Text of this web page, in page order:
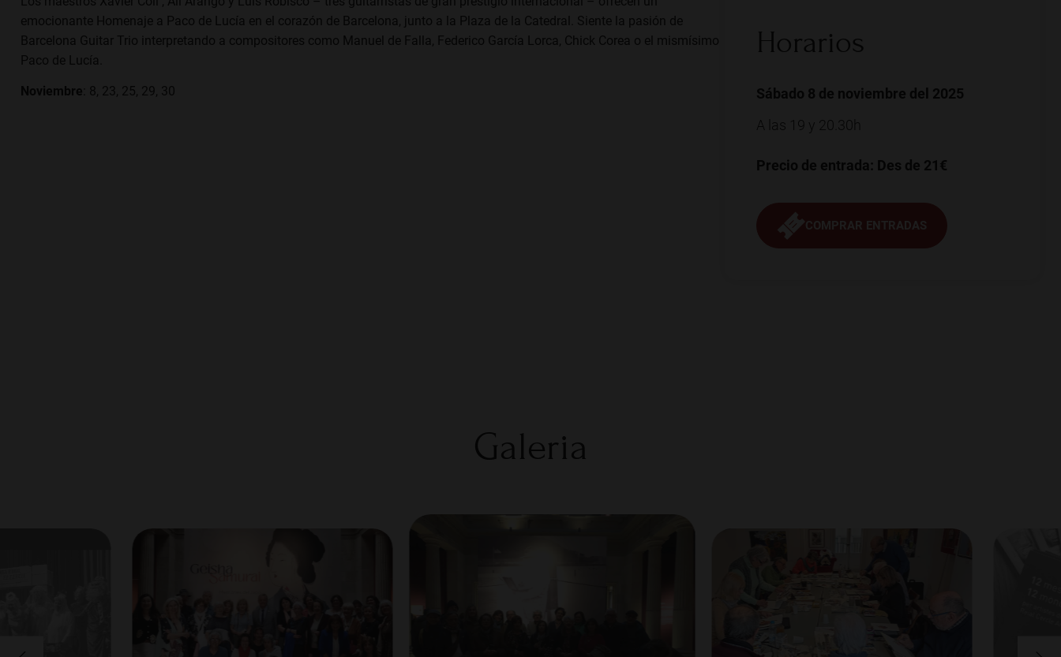
emocionante Homenaje a Paco de Lucía en el corazón de Barcelona, junto a la Plaza de la Catedral. Siente la pasión de
Barcelona Guitar Trio interpretando a compositores como Manuel de Falla, Federico García Lorca, Chick Corea o el mismísimo
Paco de Lucía.
Noviembre : 8, 23, 25, 29, 30
Horarios
Sábado 8 de noviembre del 2025
A las 19 y 20.30h
Precio de entrada: Des de 21€
Galeria